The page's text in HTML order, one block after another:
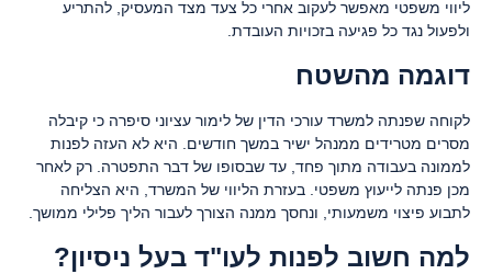
ליווי משפטי מאפשר לעקוב אחרי כל צעד מצד המעסיק, להתריע
ולפעול נגד כל פגיעה בזכויות העובדת.
דוגמה מהשטח
לקוחה שפנתה למשרד עורכי הדין של לימור עציוני סיפרה כי קיבלה
מסרים מטרידים ממנהל ישיר במשך חודשים. היא לא העזה לפנות
לממונה בעבודה מתוך פחד, עד שבסופו של דבר התפטרה. רק לאחר
מכן פנתה לייעוץ משפטי. בעזרת הליווי של המשרד, היא הצליחה
לתבוע פיצוי משמעותי, ונחסך ממנה הצורך לעבור הליך פלילי ממושך.
למה חשוב לפנות לעו"ד בעל ניסיון?